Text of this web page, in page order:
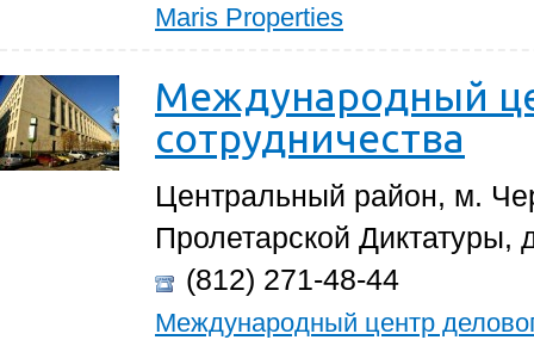
Maris Properties
Международный
сотрудничества
Центральный район, м.
Пролетарской Диктатуры,
(812) 271-48-44
Международный центр